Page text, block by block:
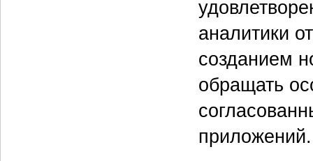
аналитики
созданием
обращать
приложений.